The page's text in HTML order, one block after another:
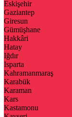
Eskişehir
Gaziantep
Giresun
Gümüşhane
Hakkâri
Hatay
Iğdır
Isparta
Kahramanmaraş
Karabük
Karaman
Kars
Kastamonu